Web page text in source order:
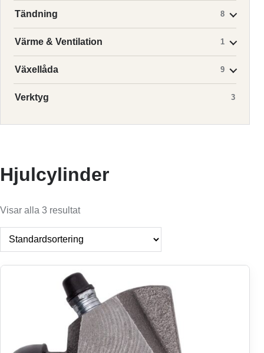
Tändning 8
Värme & Ventilation 1
Växellåda 9
Verktyg 3
Hjulcylinder
Visar alla 3 resultat